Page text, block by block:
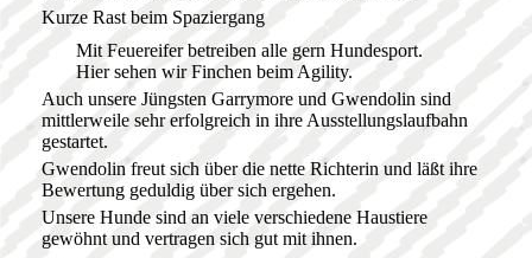
Kurze Rast beim Spaziergang
Mit Feuereifer betreiben alle gern Hundesport.
Hier sehen wir Finchen beim Agility.
Auch unsere Jüngsten Garrymore und Gwendolin sind
mittlerweile sehr erfolgreich in ihre Ausstellungslaufbahn
gestartet.
Gwendolin freut sich über die nette Richterin und läßt ihre
Bewertung geduldig über sich ergehen.
Unsere Hunde sind an viele verschiedene Haustiere
gewöhnt und vertragen sich gut mit ihnen.